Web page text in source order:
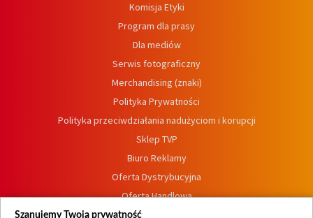
Komisja Etyki
Program dla prasy
Dla mediów
Serwis fotograficzny
Merchandising (znaki)
Polityka Prywatności
Polityka przeciwdziałania nadużyciom i korupcji
Sklep TVP
Biuro Reklamy
Oferta Dystrybucyjna
Oferta Handlowa
Dostępność
Szanujemy Twoją prywatność